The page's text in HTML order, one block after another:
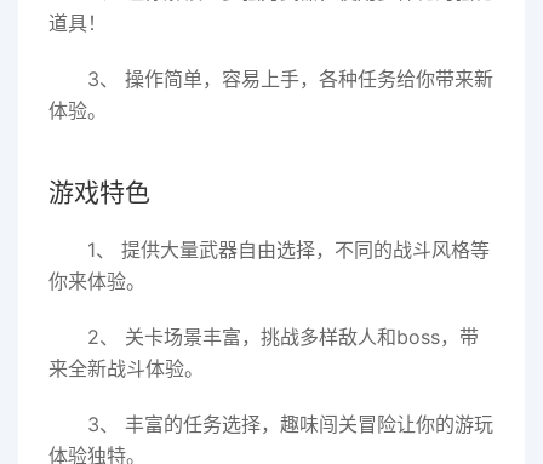
道具！
3、 操作简单，容易上手，各种任务给你带来新
体验。
游戏特色
1、 提供大量武器自由选择，不同的战斗风格等
你来体验。
2、 关卡场景丰富，挑战多样敌人和boss，带
来全新战斗体验。
3、 丰富的任务选择，趣味闯关冒险让你的游玩
体验独特。